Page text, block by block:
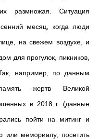
размножая. Ситуация
месяц, когда люди
на свежем воздухе, и
для прогулок, пикников,
например, по данным
жертв Великой
в 2018 г. (данные
пойти на митинг и
или мемориалу, посетить